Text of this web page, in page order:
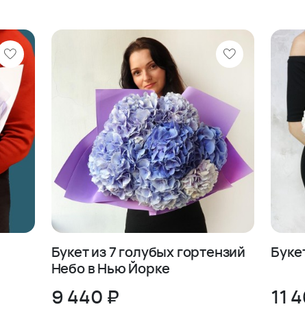
Букет из 7 голубых гортензий
Небо в Нью Йорке
9 440 ₽ 11